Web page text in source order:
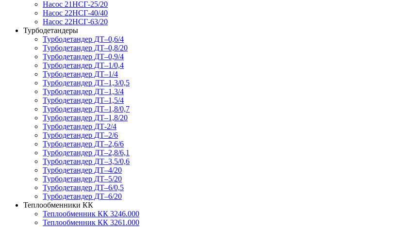
Насос 21НСГ-25/20
Насос 22НСГ-40/40
Насос 22НСГ-63/20
Турбодетандеры
Турбодетандер ДТ–0,6/4
Турбодетандер ДТ–0,8/20
Турбодетандер ДТ–0,9/4
Турбодетандер ДТ–1/0,4
Турбодетандер ДТ–1/4
Турбодетандер ДТ–1,3/0,5
Турбодетандер ДТ–1,3/4
Турбодетандер ДТ–1,5/4
Турбодетандер ДТ–1,8/0,7
Турбодетандер ДТ–1,8/20
Турбодетандер ДТ-2/4
Турбодетандер ДТ–2/6
Турбодетандер ДТ–2,6/6
Турбодетандер ДТ–2,8/6,1
Турбодетандер ДТ–3,5/0,6
Турбодетандер ДТ–4/20
Турбодетандер ДТ–5/20
Турбодетандер ДТ–6/0,5
Турбодетандер ДТ–6/20
Теплообменники КК
Теплообменник КК 3246.000
Теплообменник КК 3261.000